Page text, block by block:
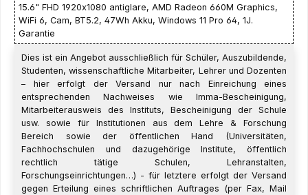
15.6" FHD 1920x1080 antiglare, AMD Radeon 660M Graphics,
WiFi 6, Cam, BT5.2, 47Wh Akku, Windows 11 Pro 64, 1J.
Garantie
Dies ist ein Angebot ausschließlich für Schüler, Auszubildende,
Studenten, wissenschaftliche Mitarbeiter, Lehrer und Dozenten
– hier erfolgt der Versand nur nach Einreichung eines
entsprechenden Nachweises wie Imma-Bescheinigung,
Mitarbeiterausweis des Instituts, Bescheinigung der Schule
usw. sowie für Institutionen aus dem Lehre & Forschung
Bereich sowie der öffentlichen Hand (Universitäten,
Fachhochschulen und dazugehörige Institute, öffentlich
rechtlich tätige Schulen, Lehranstalten,
Forschungseinrichtungen…) - für letztere erfolgt der Versand
gegen Erteilung eines schriftlichen Auftrages (per Fax, Mail